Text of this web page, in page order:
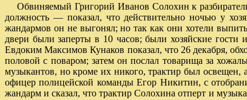
Обвиняемый Григорий Иванов Солохин к
должность — показал, что действительно ночью у
жандармов он не выгонял; но так как они хотели
двери были заперты в 10 часов; были хозяйские
Евдоким Максимов Кунаков показал, что 26 декабря,
половой с поваром; затем он послал товарища за
музыкантов, но кроме их никого, трактир был
офицер полицейской команды Егор Никитин, с
жандарм и сказал, что трактир Солохина отперт и